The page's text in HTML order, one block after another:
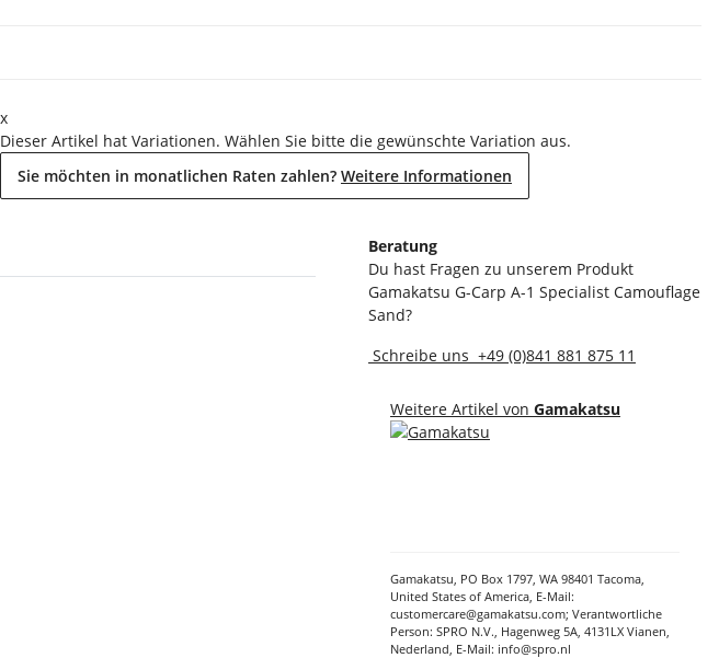
x
Dieser Artikel hat Variationen. Wählen Sie bitte die gewünschte Variation aus.
Sie möchten in monatlichen Raten zahlen? Weitere Informationen
Beratung
Du hast Fragen zu unserem Produkt
Gamakatsu G-Carp A-1 Specialist Camouflage
Sand?
Schreibe uns +49 (0)841 881 875 11
Weitere Artikel von Gamakatsu
Gamakatsu, PO Box 1797, WA 98401 Tacoma,
United States of America, E-Mail:
customercare@gamakatsu.com; Verantwortliche
Person: SPRO N.V., Hagenweg 5A, 4131LX Vianen,
Nederland, E-Mail: info@spro.nl